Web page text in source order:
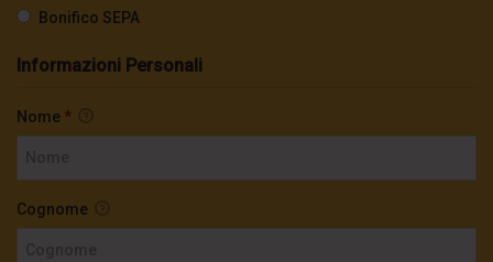
Bonifico SEPA
Informazioni Personali
Nome *
Cognome